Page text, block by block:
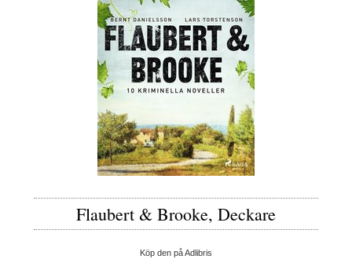
Flaubert & Brooke, Deckare
Köp den på Adlibris